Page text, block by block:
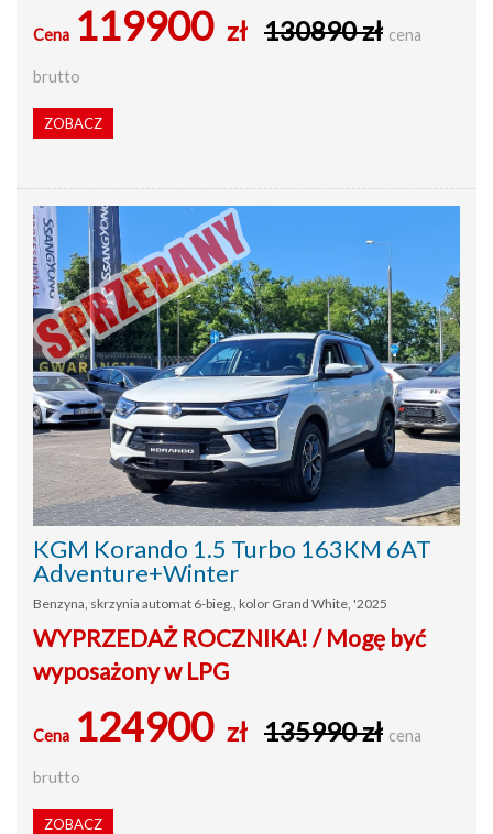
Cena 119900 zł 130890 zł cena
brutto
ZOBACZ
KGM Korando 1.5 Turbo 163KM 6AT
Adventure+Winter
Benzyna, skrzynia automat 6-bieg., kolor Grand White, '2025
WYPRZEDAŻ ROCZNIKA! / Mogę być
wyposażony w LPG
Cena 124900 zł 135990 zł cena
brutto
ZOBACZ